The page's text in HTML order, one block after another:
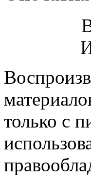
только с